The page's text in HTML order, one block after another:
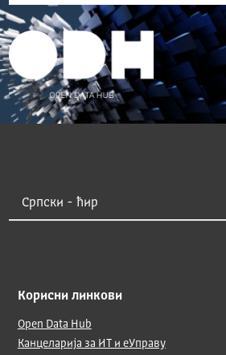
Корисни линкови
Open Data Hub
Канцеларија за ИТ и еУправу